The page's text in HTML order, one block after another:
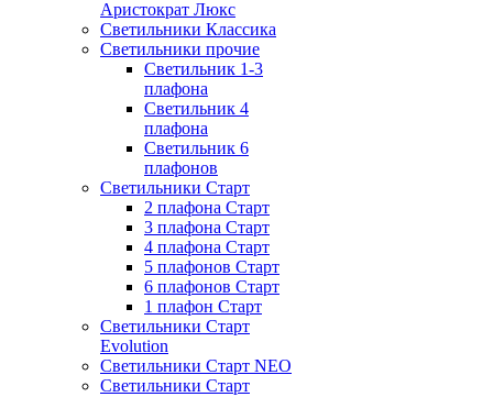
Аристократ Люкс
Светильники Классика
Светильники прочие
Светильник 1-3
плафона
Светильник 4
плафона
Светильник 6
плафонов
Светильники Старт
2 плафона Старт
3 плафона Старт
4 плафона Старт
5 плафонов Старт
6 плафонов Старт
1 плафон Старт
Светильники Старт
Evolution
Светильники Старт NEO
Светильники Старт